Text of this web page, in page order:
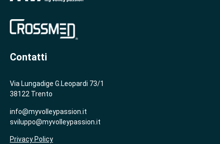
Contatti
Via Lungadige G.Leopardi 73/1
38122 Trento
info@myvolleypassion.it
sviluppo@myvolleypassion.it
Privacy Policy